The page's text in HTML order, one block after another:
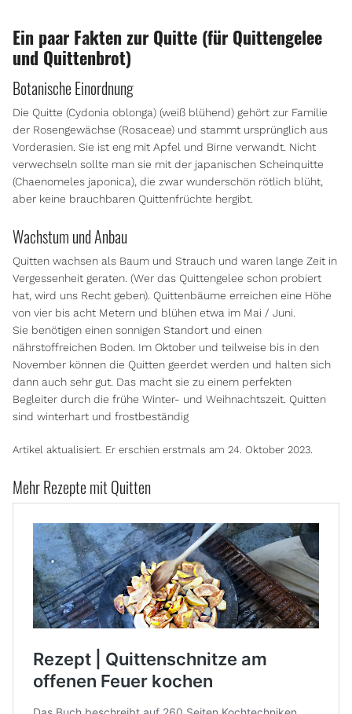
Ein paar Fakten zur Quitte (für Quittengelee
und Quittenbrot)
Botanische Einordnung
Die Quitte (Cydonia oblonga) (weiß blühend) gehört zur Familie
der Rosengewächse (Rosaceae) und stammt ursprünglich aus
Vorderasien. Sie ist eng mit Apfel und Birne verwandt. Nicht
verwechseln sollte man sie mit der japanischen Scheinquitte
(Chaenomeles japonica), die zwar wunderschön rötlich blüht,
aber keine brauchbaren Quittenfrüchte hergibt.
Wachstum und Anbau
Quitten wachsen als Baum und Strauch und waren lange Zeit in
Vergessenheit geraten. (Wer das Quittengelee schon probiert
hat, wird uns Recht geben). Quittenbäume erreichen eine Höhe
von vier bis acht Metern und blühen etwa im Mai / Juni.
Sie benötigen einen sonnigen Standort und einen
nährstoffreichen Boden. Im Oktober und teilweise bis in den
November können die Quitten geerdet werden und halten sich
dann auch sehr gut. Das macht sie zu einem perfekten
Begleiter durch die frühe Winter- und Weihnachtszeit. Quitten
sind winterhart und frostbeständig
Artikel aktualisiert. Er erschien erstmals am 24. Oktober 2023.
Mehr Rezepte mit Quitten